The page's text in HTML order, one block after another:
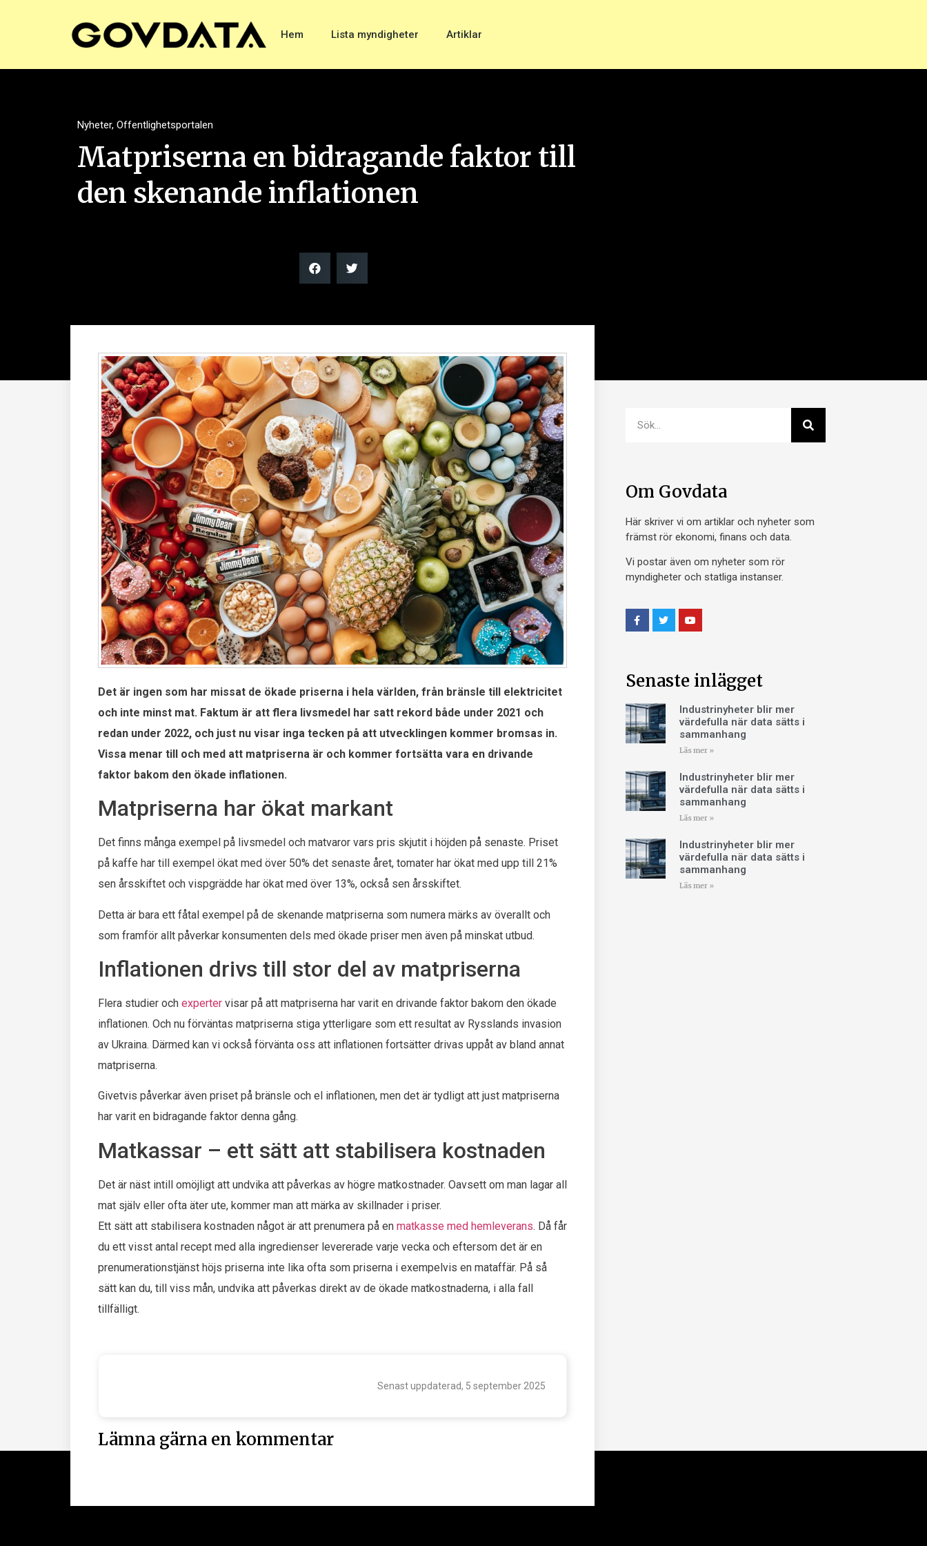
Hem Lista myndigheter Artiklar
Nyheter, Offentlighetsportalen
Matpriserna en bidragande faktor till
den skenande inflationen
Det är ingen som har missat de ökade priserna i hela världen, från bränsle till elektricitet
och inte minst mat. Faktum är att flera livsmedel har satt rekord både under 2021 och
redan under 2022, och just nu visar inga tecken på att utvecklingen kommer bromsas in.
Vissa menar till och med att matpriserna är och kommer fortsätta vara en drivande
faktor bakom den ökade inflationen.
Matpriserna har ökat markant
Det finns många exempel på livsmedel och matvaror vars pris skjutit i höjden på senaste. Priset
på kaffe har till exempel ökat med över 50% det senaste året, tomater har ökat med upp till 21%
sen årsskiftet och vispgrädde har ökat med över 13%, också sen årsskiftet.
Detta är bara ett fåtal exempel på de skenande matpriserna som numera märks av överallt och
som framför allt påverkar konsumenten dels med ökade priser men även på minskat utbud.
Inflationen drivs till stor del av matpriserna
Flera studier och experter visar på att matpriserna har varit en drivande faktor bakom den ökade
inflationen. Och nu förväntas matpriserna stiga ytterligare som ett resultat av Rysslands invasion
av Ukraina. Därmed kan vi också förvänta oss att inflationen fortsätter drivas uppåt av bland annat
matpriserna.
Givetvis påverkar även priset på bränsle och el inflationen, men det är tydligt att just matpriserna
har varit en bidragande faktor denna gång.
Matkassar – ett sätt att stabilisera kostnaden
Det är näst intill omöjligt att undvika att påverkas av högre matkostnader. Oavsett om man lagar all
mat själv eller ofta äter ute, kommer man att märka av skillnader i priser.
Ett sätt att stabilisera kostnaden något är att prenumera på en matkasse med hemleverans. Då får
du ett visst antal recept med alla ingredienser levererade varje vecka och eftersom det är en
prenumerationstjänst höjs priserna inte lika ofta som priserna i exempelvis en mataffär. På så
sätt kan du, till viss mån, undvika att påverkas direkt av de ökade matkostnaderna, i alla fall
tillfälligt.
Senast uppdaterad, 5 september 2025
Lämna gärna en kommentar
Om Govdata
Här skriver vi om artiklar och nyheter som
främst rör ekonomi, finans och data.
Vi postar även om nyheter som rör
myndigheter och statliga instanser.
Senaste inlägget
Industrinyheter blir mer
värdefulla när data sätts i
sammanhang
Läs mer »
Industrinyheter blir mer
värdefulla när data sätts i
sammanhang
Läs mer »
Industrinyheter blir mer
värdefulla när data sätts i
sammanhang
Läs mer »